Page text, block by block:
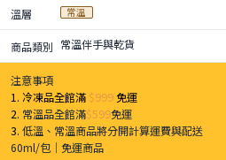
溫層 常溫
商品類別 常溫伴手與乾貨
注意事項
1. 冷凍品全館滿 $999免運
2. 常溫品全館滿$599免運
3.低溫、常溫商品將分開計算運費與配送
60ml/包｜免運商品